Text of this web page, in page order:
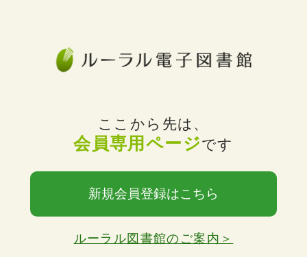
ここから先は、
会員専用ページです
新規会員登録はこちら
ルーラル図書館のご案内＞